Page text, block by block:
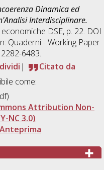
Dinamica ed
Interdisciplinare.
DSE, p. 22. DOI
Quaderni - Working Paper
6483.
Citato da
come:
Attribution Non-
NC 3.0)
Anteprima